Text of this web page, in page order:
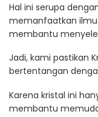
Hal ini serupa
memanfaatkan
membantu
Jadi, kami pastikan
bertentangan
Karena kristal ini
membantu